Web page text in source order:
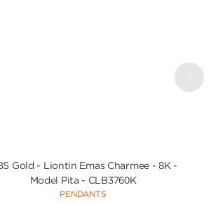
Gold - Liontin Emas Charmee - 8K -
Model Pita - CLB3760K
PENDANTS
Next